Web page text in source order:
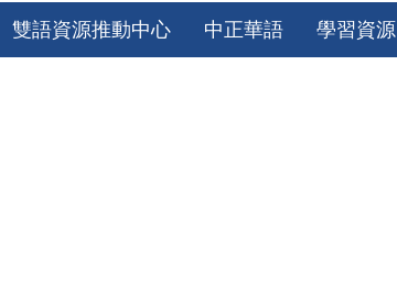
雙語資源推動中心 中正華語 學習資源